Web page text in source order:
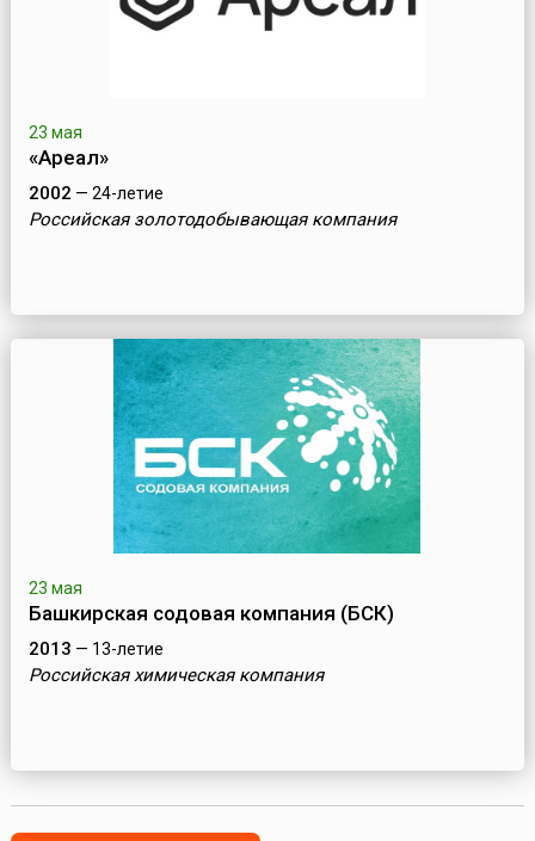
23 мая
«Ареал»
2002 — 24-летие
Российская золотодобывающая компания
23 мая
Башкирская содовая компания (БСК)
2013 — 13-летие
Российская химическая компания